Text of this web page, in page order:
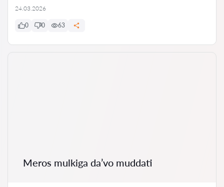
24.03.2026
0 0 63
Meros mulkiga da’vo muddati